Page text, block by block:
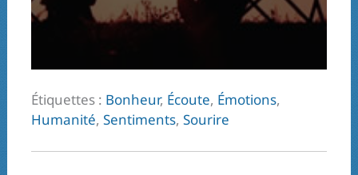
Étiquettes : Bonheur, Écoute, Émotions,
Humanité,Sentiments,Sourire